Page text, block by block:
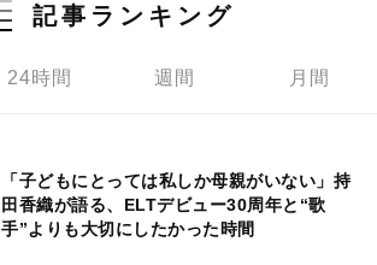
記事ランキング
24時間 週間 月間
「子どもにとっては私しか母親がいない」持
田香織が語る、ELTデビュー30周年と“歌
手”よりも大切にしたかった時間